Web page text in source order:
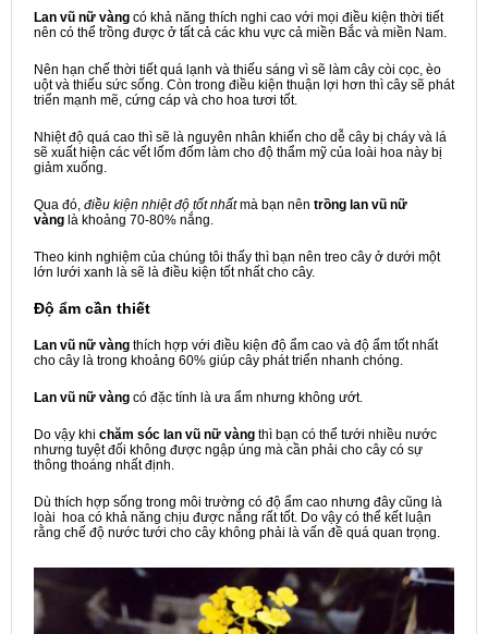
Lan vũ nữ vàng có khả năng thích nghi cao với mọi điều kiện thời tiết
nên có thể trồng được ở tất cả các khu vực cả miền Bắc và miền Nam.
Nên hạn chế thời tiết quá lạnh và thiếu sáng vì sẽ làm cây còi cọc, èo
uột và thiếu sức sống. Còn trong điều kiện thuận lợi hơn thì cây sẽ phát
triển mạnh mẽ, cứng cáp và cho hoa tươi tốt.
Nhiệt độ quá cao thì sẽ là nguyên nhân khiến cho dễ cây bị cháy và lá
sẽ xuất hiện các vết lốm đốm làm cho độ thẩm mỹ của loài hoa này bị
giảm xuống.
Qua đó, điều kiện nhiệt độ tốt nhấtmà bạn nên trồng lan vũ nữ
vàng là khoảng 70-80% nắng.
Theo kinh nghiệm của chúng tôi thấy thì bạn nên treo cây ở dưới một
lớn lưới xanh là sẽ là điều kiện tốt nhất cho cây.
Độ ẩm cần thiết
Lan vũ nữ vàng thích hợp với điều kiện độ ẩm cao và độ ẩm tốt nhất
cho cây là trong khoảng 60% giúp cây phát triển nhanh chóng.
Lan vũ nữ vàng có đặc tính là ưa ẩm nhưng không ướt.
Do vậy khi chăm sóc lan vũ nữ vàng thì bạn có thể tưới nhiều nước
nhưng tuyệt đối không được ngập úng mà cần phải cho cây có sự
thông thoáng nhất định.
Dù thích hợp sống trong môi trường có độ ẩm cao nhưng đây cũng là
loài hoa có khả năng chịu được nắng rất tốt. Do vậy có thể kết luận
rằng chế độ nước tưới cho cây không phải là vấn đề quá quan trọng.